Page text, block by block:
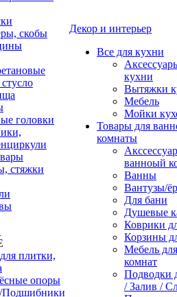
скобы
головки
стяжки
плитки,
опоры
Подшибники
Декор и интерьер
Все для кухни
кухни
Вытяжки
Мебель
Мойки
Товары для
комнаты
ванноый
Ванны
Вантузы/
Для бани
Душевые
Коврики
Корзины
Мебель
комнат
Подводки
/ Залив /